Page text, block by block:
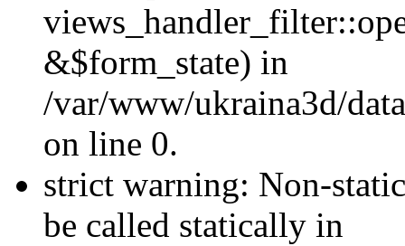
&$form_state) in
/var/www/ukraina3d/
on line 0.
strict warning: Non-
be called statically in